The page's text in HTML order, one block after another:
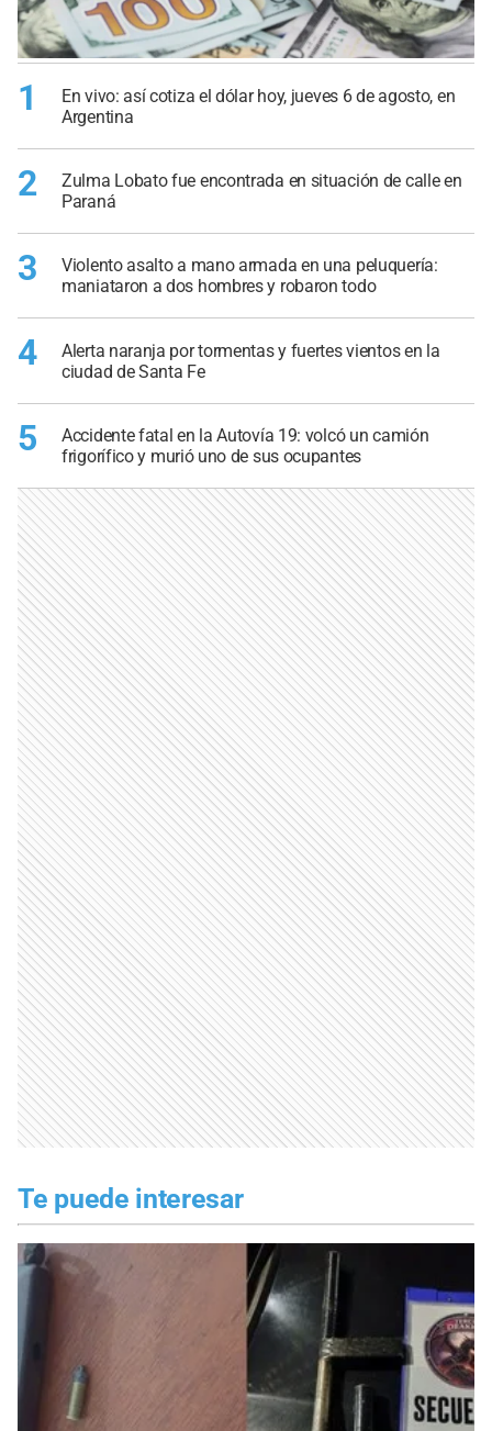
1
En vivo: así cotiza el dólar hoy, jueves 6 de agosto, en
Argentina
2
Zulma Lobato fue encontrada en situación de calle en
Paraná
3
Violento asalto a mano armada en una peluquería:
maniataron a dos hombres y robaron todo
4
Alerta naranja por tormentas y fuertes vientos en la
ciudad de Santa Fe
5
Accidente fatal en la Autovía 19: volcó un camión
frigorífico y murió uno de sus ocupantes
Te puede interesar